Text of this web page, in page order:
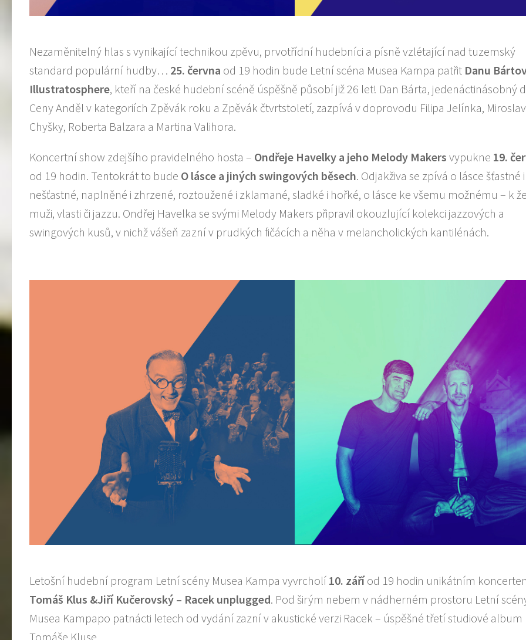
Nezaměnitelný hlas s vynikající technikou zpěvu, prvotřídní hudebníci a písně vzlétající nad tuzemský
standard populární hudby… 25. června od 19 hodin bude Letní scéna Musea Kampa patřit Danu Bá
Illustratosphere, kteří na české hudební scéně úspěšně působí již 26 let! Dan Bárta, jedenáctinásobný
Ceny Anděl v kategoriích Zpěvák roku a Zpěvák čtvrtstoletí, zazpívá v doprovodu Filipa Jelínka,
Chyšky, Roberta Balzara a Martina Valihora.
Koncertní show zdejšího pravidelného hosta – Ondřeje Havelky a jeho Melody Makers vypukne 19. č
od 19 hodin. Tentokrát to bude O lásce a jiných swingových běsech. Odjakživa se zpívá o lásce šťastné i
nešťastné, naplněné i zhrzené, roztoužené i zklamané, sladké i hořké, o lásce ke všemu možnému – k
muži, vlasti či jazzu. Ondřej Havelka se svými Melody Makers připravil okouzlující kolekci jazzových a
swingových kusů, v nichž vášeň zazní v prudkých fičácích a něha v melancholických kantilénách.
Letošní hudební program Letní scény Musea Kampa vyvrcholí 10. záříod 19 hodin unikátním
Tomáš Klus &Jiří Kučerovský – Racek unplugged. Pod širým nebem v nádherném prostoru Letní
Musea Kampapo patnácti letech od vydání zazní v akustické verzi Racek – úspěšné třetí studiové album
Tomáše Kluse.